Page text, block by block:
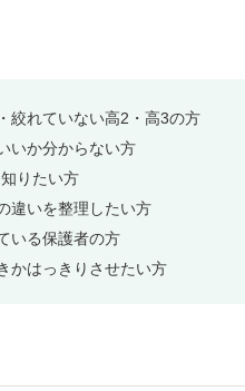
絞れていない高2・高3の方
いか分からない方
りたい方
違いを整理したい方
いる保護者の方
かはっきりさせたい方